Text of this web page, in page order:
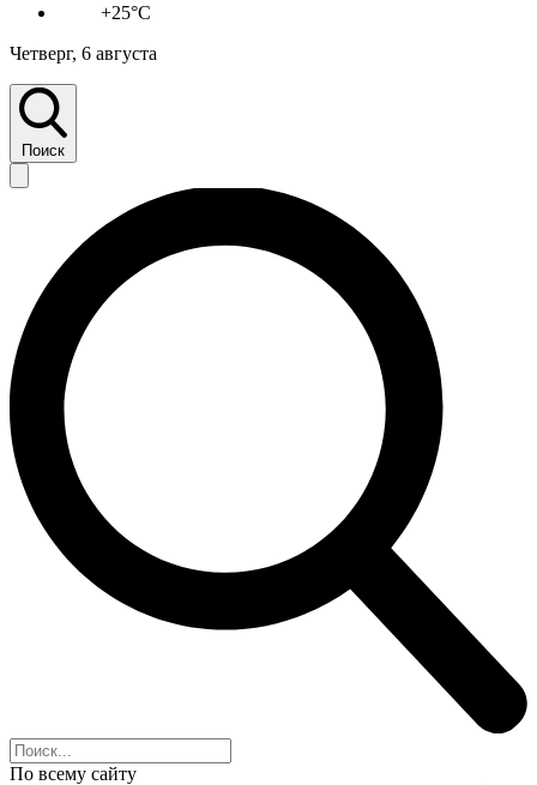
+25°C
Четверг, 6 августа
Поиск
По всему сайту